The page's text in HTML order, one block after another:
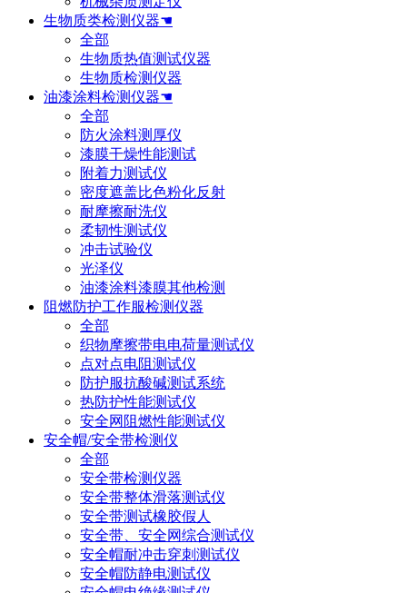
生物质类检测仪器☚
全部
生物质热值测试仪器
生物质检测仪器
油漆涂料检测仪器☚
全部
防火涂料测厚仪
漆膜干燥性能测试
附着力测试仪
密度遮盖比色粉化反射
耐摩擦耐洗仪
柔韧性测试仪
冲击试验仪
光泽仪
油漆涂料漆膜其他检测
阻燃防护工作服检测仪器
全部
织物摩擦带电电荷量测试仪
点对点电阻测试仪
防护服抗酸碱测试系统
热防护性能测试仪
安全网阻燃性能测试仪
安全帽/安全带检测仪
全部
安全带检测仪器
安全带整体滑落测试仪
安全带测试橡胶假人
安全带、安全网综合测试仪
安全帽耐冲击穿刺测试仪
安全帽防静电测试仪